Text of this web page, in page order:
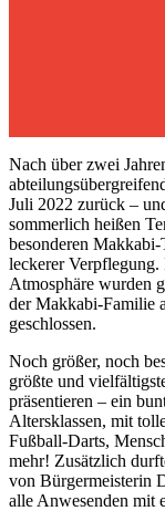
Nach über zwei
Juli 2022 zurück –
sommerlich heißen
besonderen
leckerer Verpflegung.
Atmosphäre wurden
der Makkabi-Familie
geschlossen.
Noch größer, noch
größte und
präsentieren – ein
Altersklassen, mit
Fußball-Darts,
mehr! Zusätzlich
von Bürgermeisterin
alle Anwesenden mit